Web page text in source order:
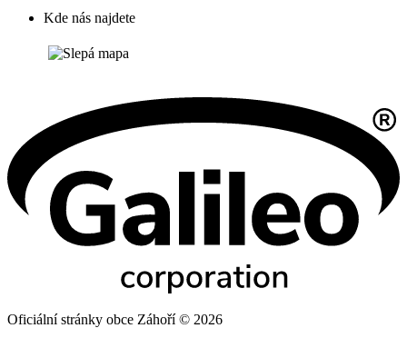
Kde nás najdete
Oficiální stránky obce Záhoří © 2026